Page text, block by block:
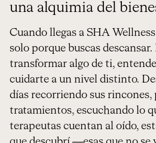
una alquimia del
Cuando llegas a SHA
solo porque buscas
transformar algo de ti,
cuidarte a un nivel distinto.
días recorriendo sus rincones,
tratamientos, escuchando lo
terapeutas cuentan al oído,